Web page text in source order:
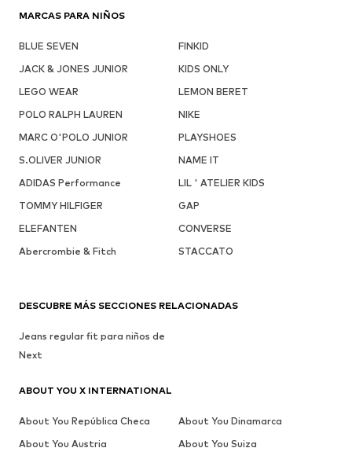
MARCAS PARA NIÑOS
BLUE SEVEN
FINKID
JACK & JONES JUNIOR
KIDS ONLY
LEGO WEAR
LEMON BERET
POLO RALPH LAUREN
NIKE
MARC O'POLO JUNIOR
PLAYSHOES
S.OLIVER JUNIOR
NAME IT
ADIDAS Performance
LIL ' ATELIER KIDS
TOMMY HILFIGER
GAP
ELEFANTEN
CONVERSE
Abercrombie & Fitch
STACCATO
DESCUBRE MÁS SECCIONES RELACIONADAS
Jeans regular fit para niños de
Next
ABOUT YOU X INTERNATIONAL
About You República Checa
About You Dinamarca
About You Austria
About You Suiza